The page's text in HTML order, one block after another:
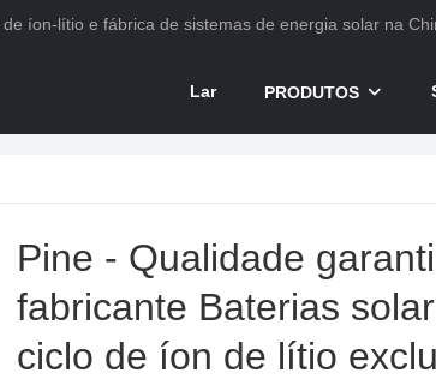
íon-lítio e fábrica de sistemas de energia solar na
Lar PRODUTOS
Pine - Qualidade
fabricante Baterias
ciclo de íon de lítio